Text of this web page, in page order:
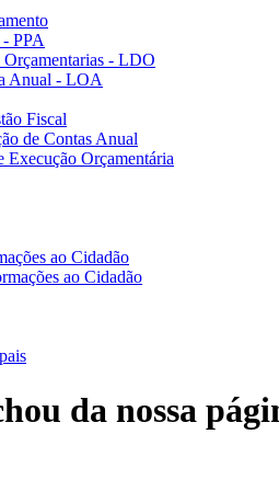
PPA
- LDO
Anual - LOA
Fiscal
de Contas Anual
Execução Orçamentária
ao Cidadão
ao Cidadão
da nossa